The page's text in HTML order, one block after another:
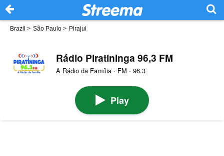
Brazil > São Paulo > Pirajui
Rádio Piratininga 96,3 FM
A Rádio da Família · FM · 96.3
Play